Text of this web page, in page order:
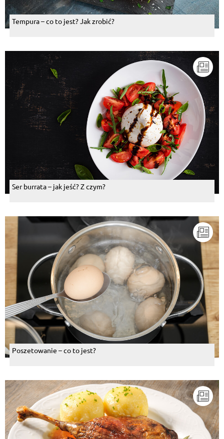
Tempura – co to jest? Jak zrobić?
Ser burrata – jak jeść? Z czym?
Poszetowanie – co to jest?